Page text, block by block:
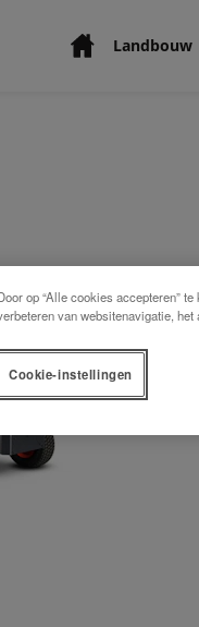
Landbouw
op “Alle cookies accepteren”
van websitenavigatie,
Cookie-instellingen